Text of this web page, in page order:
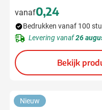
vanaf0,24
Bedrukken vanaf 100
Levering vanaf26
Bekijk
Nieuw